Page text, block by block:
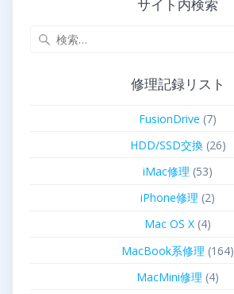
サイト内検索
修理記録リスト
FusionDrive (7)
HDD/SSD交換(26)
iMac修理 (53)
iPhone修理 (2)
Mac OS X (4)
MacBook系修理 (164)
MacMini修理 (4)